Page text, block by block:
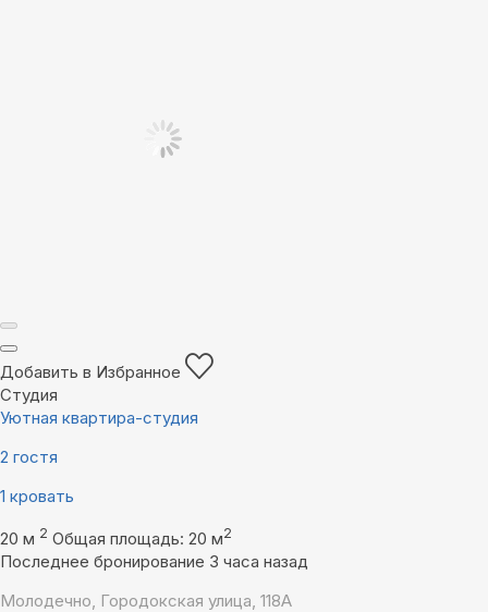
Добавить в Избранное
Студия
Уютная квартира-студия
2 гостя
1 кровать
20 м 2 Общая площадь: 20 м2
Последнее бронирование 3 часа назад
Молодечно, Городокская улица, 118А